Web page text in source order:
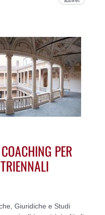
PER
Giuridiche e Studi